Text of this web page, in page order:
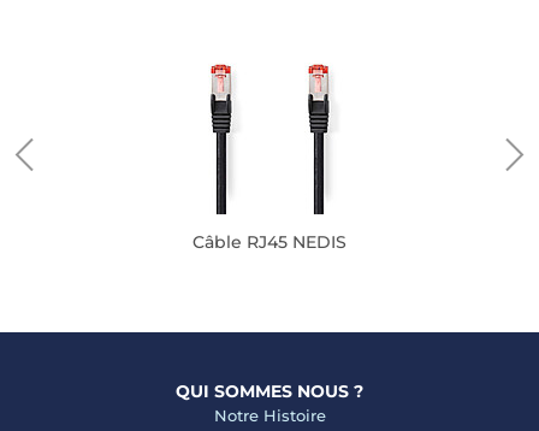
Câble RJ45 NEDIS
QUI SOMMES NOUS ?
Notre Histoire